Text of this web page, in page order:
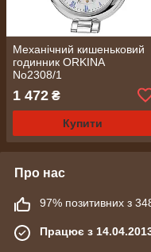
Механічний кишеньковий
годинник ORKINA
No2308/1
1 472 ₴
Купити
Про нас
97% позитивних з 348
Працює з